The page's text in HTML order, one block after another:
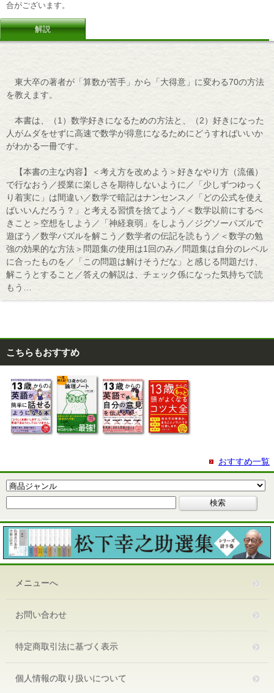
合がございます。
解説
東大卒の著者が「算数が苦手」から「大得意」に変わる70の方法
を教えます。
本書は、（1）数学好きになるための方法と、（2）好きになった
人がムダをせずに高速で数学が得意になるためにどうすればいいか
がわかる一冊です。
【本書の主な内容】＜考え方を改めよう＞好きなやり方（流儀）
で行なおう／授業に楽しさを期待しないように／「少しずつゆっく
り着実に」は間違い／数学で暗記はナンセンス／「どの公式を使え
ばいいんだろう？」と考える習慣を捨てよう／＜数学以前にするべ
きこと＞空想をしよう／「神経衰弱」をしよう／ジグソーパズルで
遊ぼう／数学パズルを解こう／数学者の伝記を読もう／＜数学の勉
強の効果的な方法＞問題集の使用は1回のみ／問題集は自分のレベル
に合ったものを／「この問題は解けそうだな」と感じる問題だけ、
解こうとすること／答えの解説は、チェック係になった気持ちで読
もう…
こちらもおすすめ
おすすめ一覧
メニューへ
お問い合わせ
特定商取引法に基づく表示
個人情報の取り扱いについて